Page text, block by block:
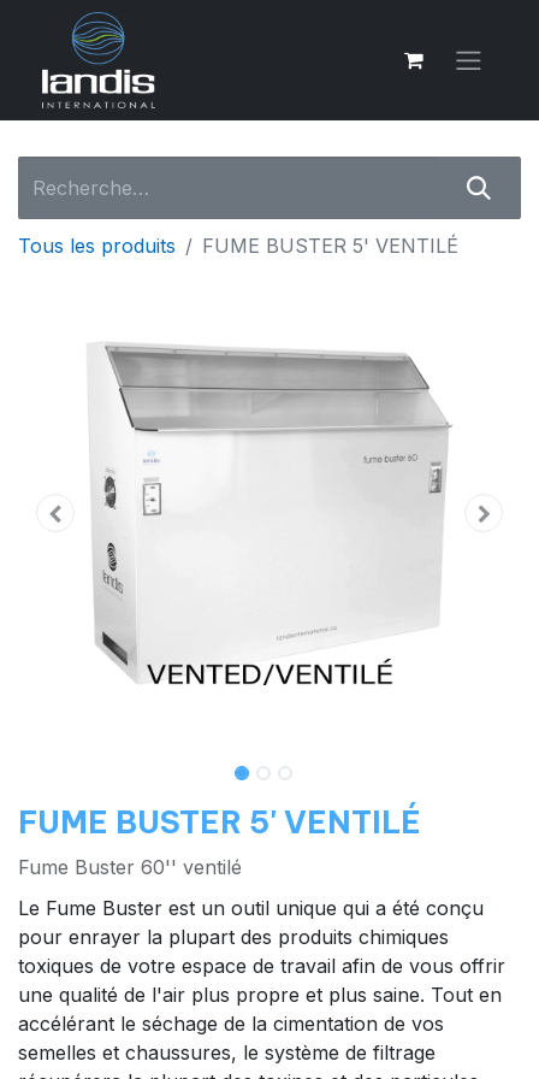
Tous les produits FUME BUSTER 5' VENTILÉ
FUME BUSTER 5' VENTILÉ
Fume Buster 60'' ventilé
Le Fume Buster est un outil unique qui a été conçu
pour enrayer la plupart des produits chimiques
toxiques de votre espace de travail afin de vous offrir
une qualité de l'air plus propre et plus saine. Tout en
accélérant le séchage de la cimentation de vos
semelles et chaussures, le système de filtrage